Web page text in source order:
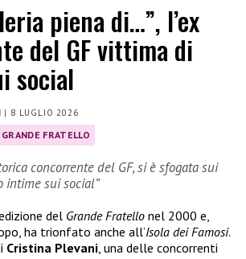
piena di…”, l’ex
del GF vittima di
social
| 8 LUGLIO 2026
GRANDE FRATELLO
concorrente del GF, si è sfogata sui
intime sui social”
del Grande Fratello nel 2000 e,
ha trionfato anche all’Isola dei Famosi.
Cristina Plevani , una delle concorrenti